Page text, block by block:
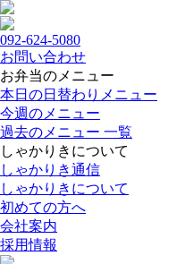
092-624-5080
お問い合わせ
お弁当のメニュー
本日の日替わりメニュー
今週のメニュー
過去のメニュー 一覧
しゃかりきについて
しゃかりき通信
しゃかりきについて
初めての方へ
会社案内
採用情報